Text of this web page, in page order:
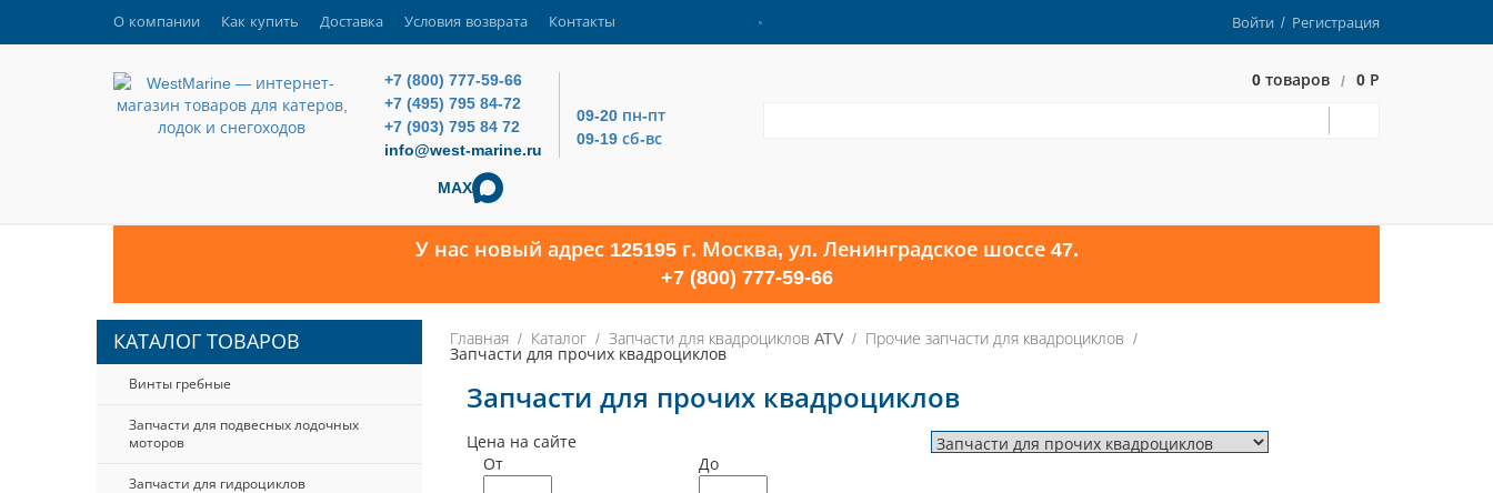
О компании Как купить Доставка Условия возврата Контакты Войти / Регистрация
+7 (800) 777-59-66
+7 (495) 795 84-72
+7 (903) 795 84 72
info@west-marine.ru
09-20 пн-пт
09-19 сб-вс
MAX
0 товаров / 0 Р
У нас новый адрес 125195 г. Москва, ул. Ленинградское шоссе 47.
+7 (800) 777-59-66
Главная Каталог Запчасти для квадроциклов ATV
Прочие запчасти для квадроциклов
Запчасти для прочих квадроциклов
Запчасти для прочих квадроциклов
Цена на сайте
От
До
КАТАЛОГ ТОВАРОВ
Винты гребные
Запчасти для подвесных лодочных
моторов
Запчасти для гидроциклов